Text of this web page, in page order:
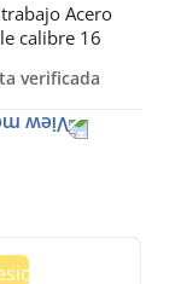
Acero
calibre 16
verificada